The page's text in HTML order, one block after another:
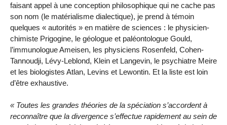
faisant appel à une conception philosophique qui ne cache pas
son nom (le matérialisme dialectique), je prend à témoin
quelques « autorités » en matière de sciences : le physicien-
chimiste Prigogine, le géologue et paléontologue Gould,
l’immunologue Ameisen, les physiciens Rosenfeld, Cohen-
Tannoudji, Lévy-Leblond, Klein et Langevin, le psychiatre Meire
et les biologistes Atlan, Levins et Lewontin. Et la liste est loin
d’être exhaustive.
« Toutes les grandes théories de la spéciation s’accordent à
reconnaître que la divergence s’effectue rapidement au sein de